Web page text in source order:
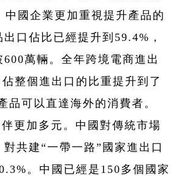
中國企業更加重視提升產品的
口佔比已經提升到59.4%，
萬輛。全年跨境電商進出
整個進出口的比重提升到了
品可以直達海外的消費者。
更加多元。中國對傳統市場
共建“一帶一路”國家進出口
。中國已經是150多個國家